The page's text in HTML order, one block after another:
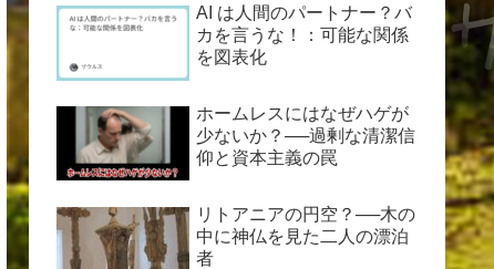
AI は人間のパートナー？バ
カを言うな！：可能な関係
を図表化
ホームレスにはなぜハゲが
少ないか？──過剰な清潔信
仰と資本主義の罠
リトアニアの円空？──木の
中に神仏を見た二人の漂泊
者